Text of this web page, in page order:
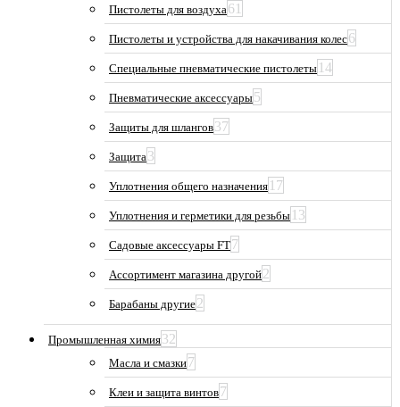
Пистолеты для воздуха61
Пистолеты и устройства для накачивания колес6
Специальные пневматические пистолеты 14
Пневматические аксессуары5
Защиты для шлангов37
Защита3
Уплотнения общего назначения 17
Уплотнения и герметики для резьбы 13
Садовые аксессуары FT7
Ассортимент магазина другой2
Барабаны другие2
Промышленная химия32
Масла и смазки7
Клеи и защита винтов7